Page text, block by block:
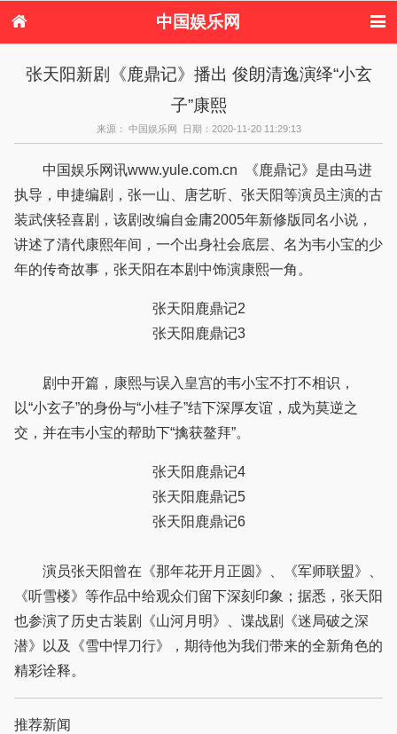
中国娱乐网
港台娱乐
日本娱乐 韩国娱乐
欧美娱乐
音乐新闻 影视新闻
港台明星八卦
日本韩国明星
欧美明星八卦
张天阳新剧《鹿鼎记》播出 俊朗清逸演绎“小玄
子”康熙
来源： 中国娱乐网 日期：2020-11-20 11:29:13
中国娱乐网讯www.yule.com.cn 《鹿鼎记》是由马进
执导，申捷编剧，张一山、唐艺昕、张天阳等演员主演的古
装武侠轻喜剧，该剧改编自金庸2005年新修版同名小说，
讲述了清代康熙年间，一个出身社会底层、名为韦小宝的少
年的传奇故事，张天阳在本剧中饰演康熙一角。
张天阳鹿鼎记2
张天阳鹿鼎记3
剧中开篇，康熙与误入皇宫的韦小宝不打不相识，
以“小玄子”的身份与“小桂子”结下深厚友谊，成为莫逆之
交，并在韦小宝的帮助下“擒获鳌拜”。
张天阳鹿鼎记4
张天阳鹿鼎记5
张天阳鹿鼎记6
演员张天阳曾在《那年花开月正圆》、《军师联盟》、
《听雪楼》等作品中给观众们留下深刻印象；据悉，张天阳
也参演了历史古装剧《山河月明》、谍战剧《迷局破之深
潜》以及《雪中悍刀行》，期待他为我们带来的全新角色的
精彩诠释。
推荐新闻